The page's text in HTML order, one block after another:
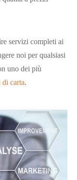
servizi completi ai
noi per qualsiasi
uno dei più
carta.